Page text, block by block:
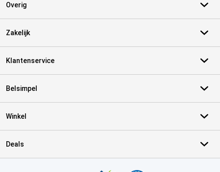
Overig
Zakelijk
Klantenservice
Belsimpel
Winkel
Deals